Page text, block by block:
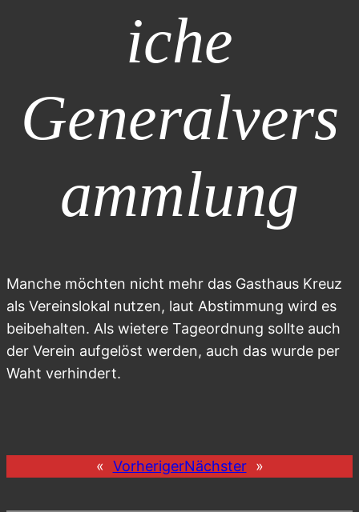
iche
Generalvers
ammlung
Manche möchten nicht mehr das Gasthaus Kreuz
als Vereinslokal nutzen, laut Abstimmung wird es
beibehalten. Als wietere Tageordnung sollte auch
der Verein aufgelöst werden, auch das wurde per
Waht verhindert.
« VorherigerNächster »